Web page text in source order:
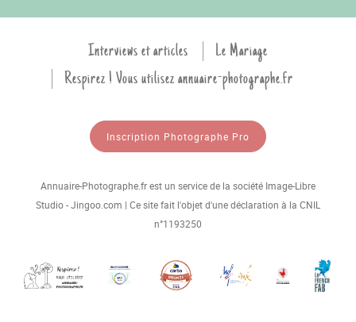
Interviews et articles
Le Mariage
Respirez ! Vous utilisez annuaire-photographe.fr
Inscription Photographe Pro
Annuaire-Photographe.fr est un service de la société Image-Libre
Studio - Jingoo.com | Ce site fait l'objet d'une déclaration à la CNIL
n°1193250